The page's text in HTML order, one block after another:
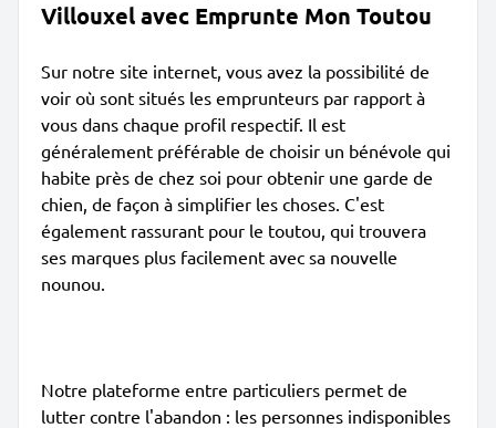
Villouxel avec Emprunte Mon Toutou
Sur notre site internet, vous avez la possibilité de
voir où sont situés les emprunteurs par rapport à
vous dans chaque profil respectif. Il est
généralement préférable de choisir un bénévole qui
habite près de chez soi pour obtenir une garde de
chien, de façon à simplifier les choses. C'est
également rassurant pour le toutou, qui trouvera
ses marques plus facilement avec sa nouvelle
nounou.
Notre plateforme entre particuliers permet de
lutter contre l'abandon : les personnes indisponibles